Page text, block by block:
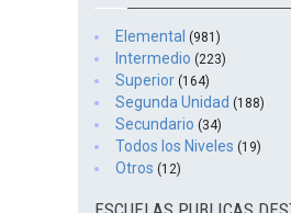
Elemental (981)
Intermedio (223)
Superior (164)
Segunda Unidad (188)
Secundario (34)
Todos los Niveles (19)
Otros (12)